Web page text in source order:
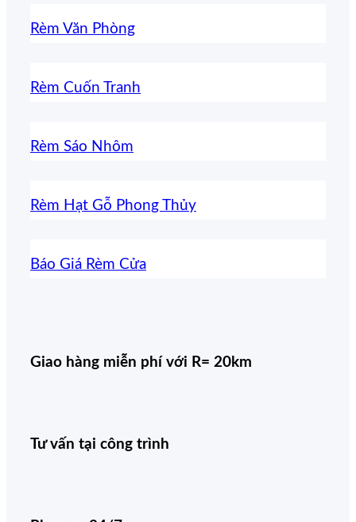
Rèm Văn Phòng
Rèm Cuốn Tranh
Rèm Sáo Nhôm
Rèm Hạt Gỗ Phong Thủy
Báo Giá Rèm Cửa
Giao hàng miễn phí với R= 20km
Tư vấn tại công trình